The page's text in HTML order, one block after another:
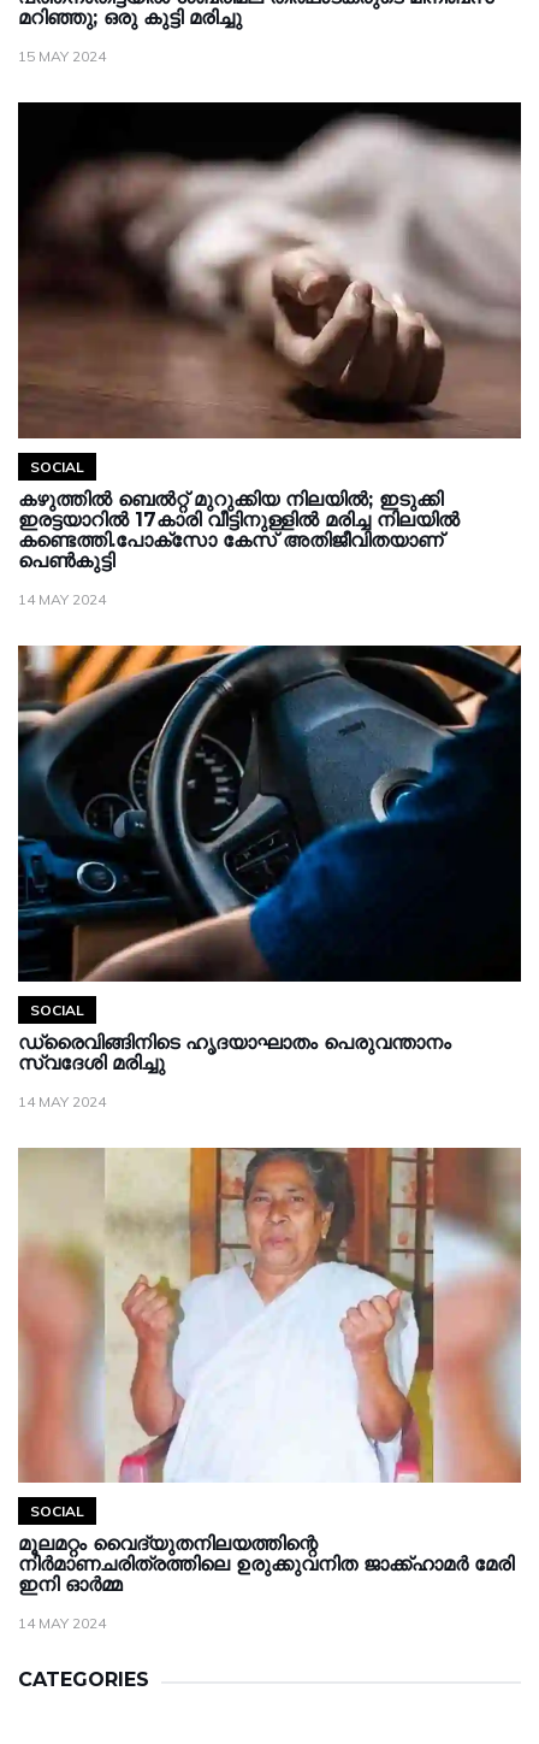
മറിഞ്ഞു; ഒരു കുട്ടി മരിച്ചു
15 MAY 2024
SOCIAL
കഴുത്തിൽ ബെൽറ്റ് മുറുക്കിയ നിലയിൽ; ഇടുക്കി
ഇരട്ടയാറിൽ 17കാരി വീട്ടിനുള്ളില്‍ മരിച്ച നിലയില്‍
കണ്ടെത്തി.പോക്സോ കേസ് അതിജീവിതയാണ്
പെണ്‍കുട്ടി
14 MAY 2024
SOCIAL
ഡ്രൈവിങ്ങിനിടെ ഹൃദയാഘാതം പെരുവന്താനം
സ്വദേശി മരിച്ചു
14 MAY 2024
SOCIAL
മൂലമറ്റം വൈദ്യുതനിലയത്തിന്റെ
നിര്‍മാണചരിത്രത്തിലെ ഉരുക്കുവനിത ജാക്ക്ഹാമര്‍ മേരി
ഇനി ഓർമ്മ
14 MAY 2024
CATEGORIES